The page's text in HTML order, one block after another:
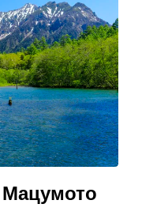
Мацумото